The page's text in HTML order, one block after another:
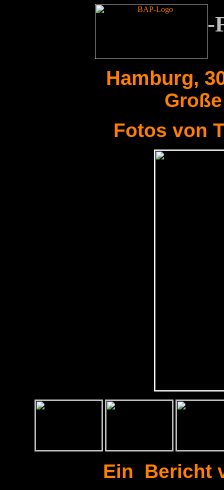
-
Hamburg,
Fotos von
Ein Bericht